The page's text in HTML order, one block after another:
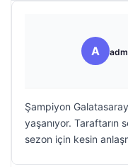
A
Şampiyon
yaşanıyor. Taraftarın
sezon için kesin